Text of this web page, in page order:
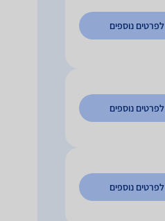
לפרטים נוספים
לפרטים נוספים
לפרטים נוספים